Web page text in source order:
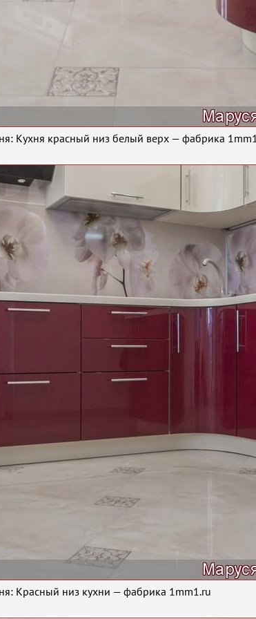
Кухня красный низ белый верх — фабрика
Красный низ кухни — фабрика 1mm1.ru